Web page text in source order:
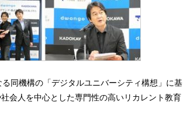
同機構の「デジタルユニバーシティ構想」に基
会人を中心とした専門性の高いリカレント教育